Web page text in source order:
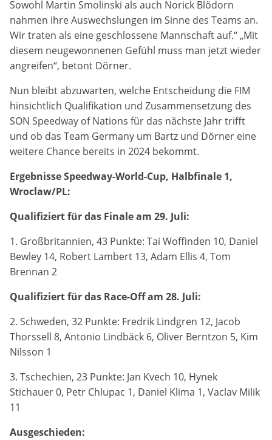
Sowohl Martin Smolinski als auch Norick Blödorn
nahmen ihre Auswechslungen im Sinne des Teams an.
Wir traten als eine geschlossene Mannschaft auf.“ „Mit
diesem neugewonnenen Gefühl muss man jetzt wieder
angreifen“, betont Dörner.
Nun bleibt abzuwarten, welche Entscheidung die FIM
hinsichtlich Qualifikation und Zusammensetzung des
SON Speedway of Nations für das nächste Jahr trifft
und ob das Team Germany um Bartz und Dörner eine
weitere Chance bereits in 2024 bekommt.
Ergebnisse Speedway-World-Cup, Halbfinale 1,
Wroclaw/PL:
Qualifiziert für das Finale am 29. Juli:
1. Großbritannien, 43 Punkte: Tai Woffinden 10, Daniel
Bewley 14, Robert Lambert 13, Adam Ellis 4, Tom
Brennan 2
Qualifiziert für das Race-Off am 28. Juli:
2. Schweden, 32 Punkte: Fredrik Lindgren 12, Jacob
Thorssell 8, Antonio Lindbäck 6, Oliver Berntzon 5, Kim
Nilsson 1
3. Tschechien, 23 Punkte: Jan Kvech 10, Hynek
Stichauer 0, Petr Chlupac 1, Daniel Klima 1, Vaclav Milik
11
Ausgeschieden:
Marketing-Cookies werden von Drittanbietern verwendet,
um personalisierte Werbung anzuzeigen. Dazu verfolgen
sie die Aktivitäten der Besucher über verschiedene
Websites hinweg.
Google Ads
Name:
_gcl_aw, _gcl_gs, _gclid, _gcl_au, FPGCLAW, FPAU
Anbieter:
Google LLC
Wir nutzen Marketing-Cookies, um den Erfolg unserer
Online-Werbemaßnahmen auf anderen Seiten zu
messen und damit eine optimale Verteilung unseres
Cookie Laufzeit:
90 Tage